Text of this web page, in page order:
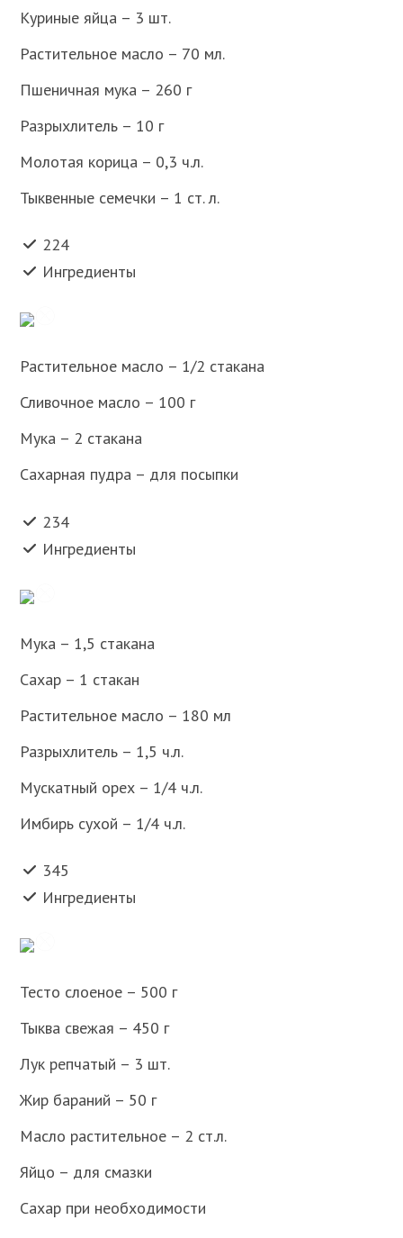
Куриные яйца – 3 шт.
Растительное масло – 70 мл.
Пшеничная мука – 260 г
Разрыхлитель – 10 г
Молотая корица – 0,3 ч.л.
Тыквенные семечки – 1 ст. л.
224
Ингредиенты
Растительное масло – 1/2 стакана
Сливочное масло – 100 г
Мука – 2 стакана
Сахарная пудра – для посыпки
234
Ингредиенты
Мука – 1,5 стакана
Сахар – 1 стакан
Растительное масло – 180 мл
Разрыхлитель – 1,5 ч.л.
Мускатный орех – 1/4 ч.л.
Имбирь сухой – 1/4 ч.л.
345
Ингредиенты
Тесто слоеное – 500 г
Тыква свежая – 450 г
Лук репчатый – 3 шт.
Жир бараний – 50 г
Масло растительное – 2 ст.л.
Яйцо – для смазки
Сахар при необходимости